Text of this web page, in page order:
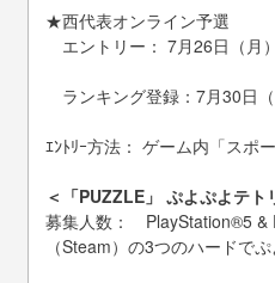
★西代表オンライン予選
エントリー： 7月26日（月
ランキング登録：7月30日
ｴﾝﾄﾘｰ方法： ゲーム内「スポ
＜「PUZZLE」 ぷよぷよテト
募集人数： PlayStation®5 &
（Steam）の3つのハードで